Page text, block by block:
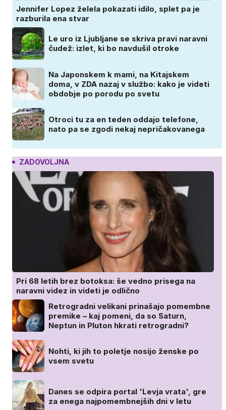
Jennifer Lopez želela pokazati idilo, splet pa je
razburila ena stvar
Le uro iz Ljubljane se skriva pravi naravni
čudež: izlet, ki bo navdušil otroke
Na Japonskem k mami, na Kitajskem
doma, v ZDA nazaj v službo: kako je videti
obdobje po porodu po svetu
Otroci tu za en teden oddajo telefone,
nato pa se zgodi nekaj nepričakovanega
ZADOVOLJNA
Pri 68 letih brez botoksa: še vedno prisega na
naravni videz in videti je odlično
Retrogradni velikani prinašajo pomembne
premike – kaj pomeni, da so Saturn,
Neptun in Pluton hkrati retrogradni?
Nohti, ki jih to poletje nosijo ženske po
vsem svetu
Danes se odpira portal 'Levja vrata', gre
za enega najpomembnejših dni v letu